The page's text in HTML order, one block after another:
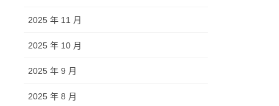
2025 年 11 月
2025 年 10 月
2025 年 9 月
2025 年 8 月